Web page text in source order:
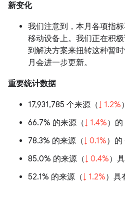
新变化
我们注意到，本月各项指
移动设备上。我们正在积
到解决方案来扭转这种暂
月会进一步更新。
重要统计数据
17,931,785 个来源（↓ 1.2%）
66.7% 的来源（↓ 1.4%）
78.3% 的来源（↓ 0.1%）的
85.0% 的来源（↓ 0.4%）
52.1% 的来源（↓ 1.2%）具